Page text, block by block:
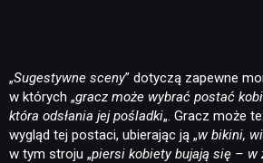
„Sugestywne sceny” dotyczą zapewne
w których „gracz może wybrać postać
która odsłania jej pośladki„. Gracz może
wygląd tej postaci, ubierając ją „w bikini,
w tym stroju „piersi kobiety bujają się –